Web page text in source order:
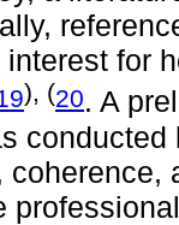
for
), (20. A
coherence,